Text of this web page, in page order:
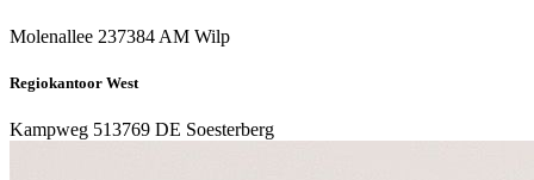
Molenallee 237384 AM Wilp
Regiokantoor West
Kampweg 513769 DE Soesterberg